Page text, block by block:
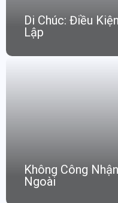
Di Chúc: Điều
Lập
Không Công
Ngoài